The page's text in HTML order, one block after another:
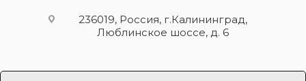
236019, Россия, г.Калининград,
Люблинское шоссе, д. 6